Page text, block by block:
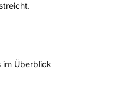
im Überblick